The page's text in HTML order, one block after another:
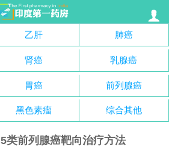
乙肝 肺癌
肾癌 乳腺癌
胃癌 前列腺癌
黑色素瘤 综合其他
5类前列腺癌靶向治疗方法